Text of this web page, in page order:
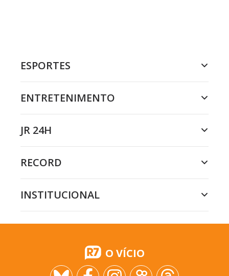
ESPORTES
ENTRETENIMENTO
JR 24H
RECORD
INSTITUCIONAL
O VÍCIO